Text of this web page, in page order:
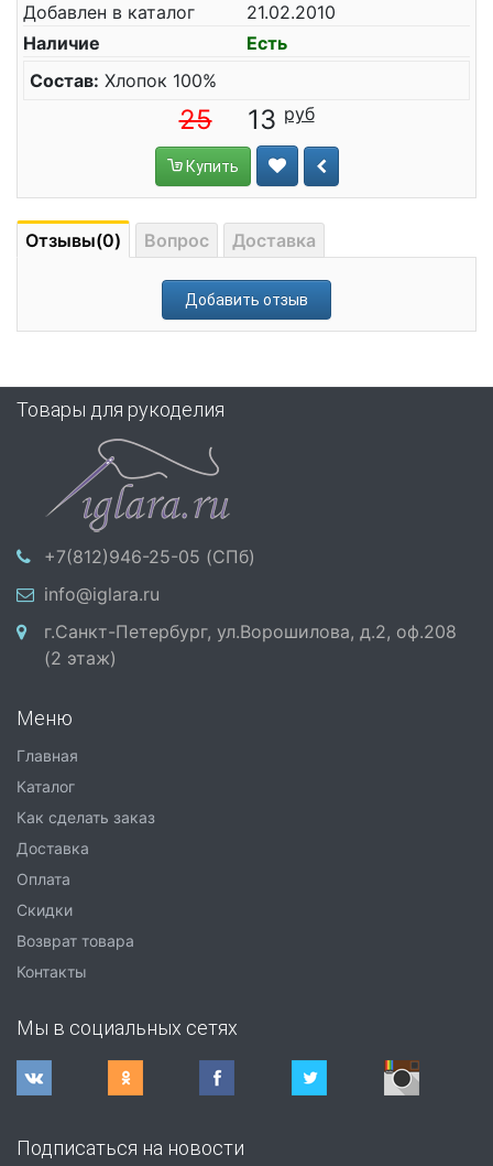
Добавлен в каталог
21.02.2010
Наличие
Есть
Состав: Хлопок 100%
25 13
Купить
Отзывы(0) Вопрос Доставка
Добавить отзыв
Товары для рукоделия
+7(812)946-25-05 (СПб)
info@iglara.ru
г.Санкт-Петербург, ул.Ворошилова, д.2, оф.208
(2 этаж)
Меню
Главная
Каталог
Как сделать заказ
Доставка
Оплата
Скидки
Возврат товара
Контакты
Мы в социальных сетях
Подписаться на новости